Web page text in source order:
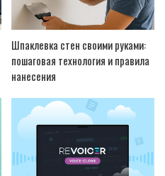
Шпаклевка стен своими руками:
пошаговая технология и правила
нанесения